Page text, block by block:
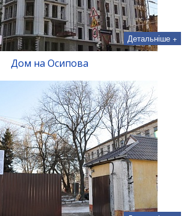
Детальніше +
Дом на Осипова